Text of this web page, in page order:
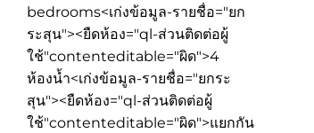
bedrooms<เก่งข้อมูล-รายชื่อ="ยก
ระสุน"><ยืดห้อง="ql-ส่วนติดต่อผู้
ใช้"contenteditable="ผิด">4
ห้องน้ำ<เก่งข้อมูล-รายชื่อ="ยกระ
สุน"><ยืดห้อง="ql-ส่วนติดต่อผู้
ใช้"contenteditable="ผิด">แยกกัน